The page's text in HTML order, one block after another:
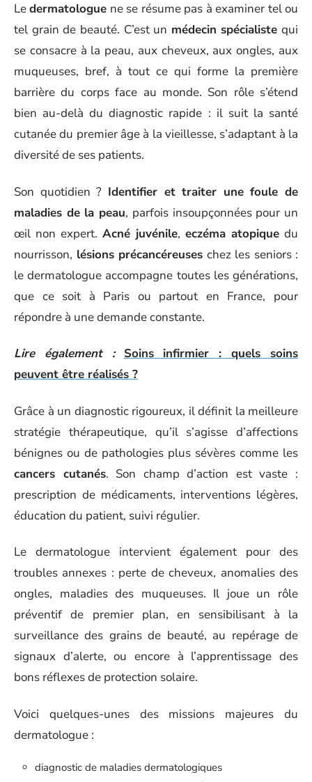
Ledermatologue ne se résume pas à examiner tel ou
tel grain de beauté. C’est un médecin spécialiste qui
se consacre à la peau, aux cheveux, aux ongles, aux
muqueuses, bref, à tout ce qui forme la première
barrière du corps face au monde. Son rôle s’étend
bien au-delà du diagnostic rapide : il suit la santé
cutanée du premier âge à la vieillesse, s’adaptant à la
diversité de ses patients.
Son quotidien ? Identifier et traiter une foule de
maladies de la peau, parfois insoupçonnées pour un
œil non expert. Acné juvénile, eczéma atopique du
nourrisson, lésions précancéreuses chez les seniors :
le dermatologue accompagne toutes les générations,
que ce soit à Paris ou partout en France, pour
répondre à une demande constante.
Lire également :
Soins infirmier : quels soins
peuvent être réalisés ?
Grâce à un diagnostic rigoureux, il définit la meilleure
stratégie thérapeutique, qu’il s’agisse d’affections
bénignes ou de pathologies plus sévères comme les
cancers cutanés. Son champ d’action est vaste :
prescription de médicaments, interventions légères,
éducation du patient, suivi régulier.
Le dermatologue intervient également pour des
troubles annexes : perte de cheveux, anomalies des
ongles, maladies des muqueuses. Il joue un rôle
préventif de premier plan, en sensibilisant à la
surveillance des grains de beauté, au repérage de
signaux d’alerte, ou encore à l’apprentissage des
bons réflexes de protection solaire.
Voici quelques-unes des missions majeures du
dermatologue :
diagnostic de maladies dermatologiques